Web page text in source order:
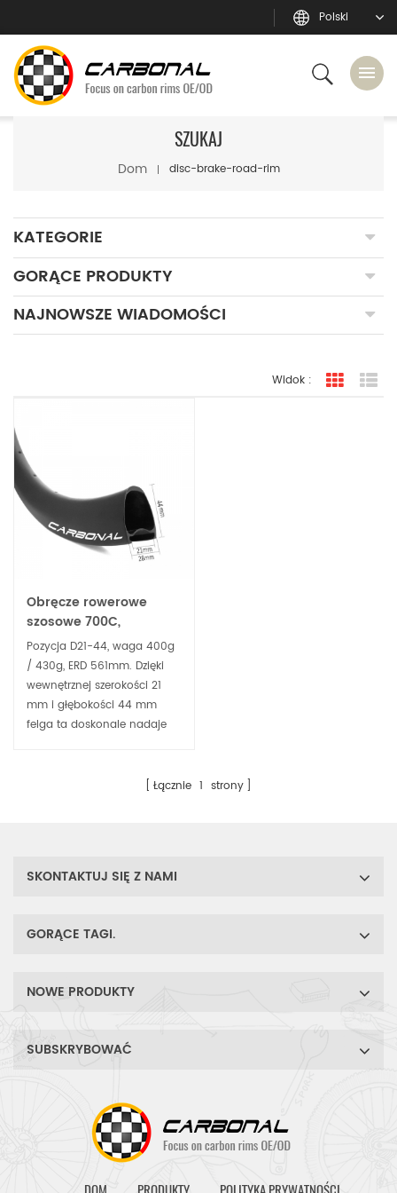
Polski
SZUKAJ
Dom disc-brake-road-rim
KATEGORIE
GORĄCE PRODUKTY
NAJNOWSZE WIADOMOŚCI
Widok : widok
Obręcze rowerowe
szosowe 700C,
szerokość 21 mm i
głębokość 44 mm,
symetryczny hamulec
tarczowy Clincher
Pozycja D21-44, waga 400g
/ 430g, ERD 561mm. Dzięki
wewnętrznej szerokości 21
mm i głębokości 44 mm
felga ta doskonale nadaje
wyścigów. Szerokość jest
szosowy.
Łącznie 1 strony
SKONTAKTUJ SIĘ Z NAMI
GORĄCE TAGI.
NOWE PRODUKTY
SUBSKRYBOWAĆ